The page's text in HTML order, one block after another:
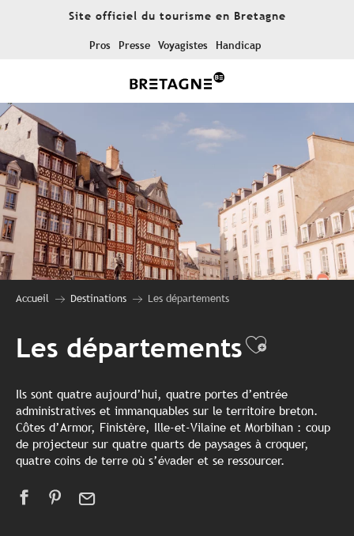
Site officiel du tourisme en Bretagne
Pros Presse Voyagistes Handicap
Accueil Destinations Les départements
Les départementsAjouter
Ils sont quatre aujourd’hui, quatre portes d’entrée
administratives et immanquables sur le territoire breton.
Côtes d’Armor, Finistère, Ille-et-Vilaine et Morbihan : coup
de projecteur sur quatre quarts de paysages à croquer,
quatre coins de terre où s’évader et se ressourcer.